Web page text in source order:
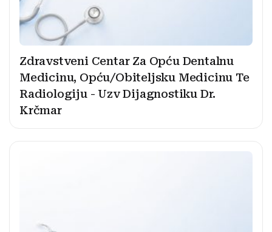
Zdravstveni Centar Za Opću Dentalnu
Medicinu, Opću/Obiteljsku Medicinu Te
Radiologiju - Uzv Dijagnostiku Dr.
Krčmar